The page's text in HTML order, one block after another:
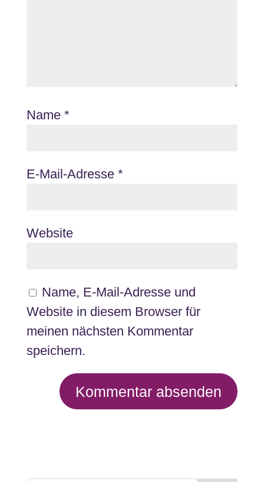
Name *
E-Mail-Adresse *
Website
Name, E-Mail-Adresse und
Website in diesem Browser für
meinen nächsten Kommentar
speichern.